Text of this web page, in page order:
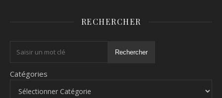
RECHERCHER
Rechercher
Catégories